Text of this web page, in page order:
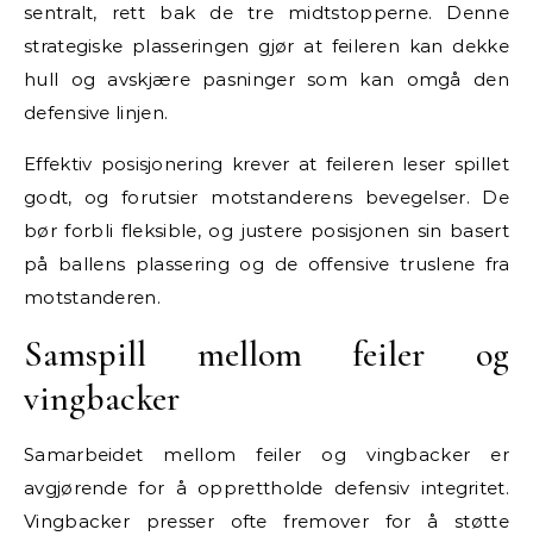
sentralt, rett bak de tre midtstopperne. Denne
strategiske plasseringen gjør at feileren kan dekke
hull og avskjære pasninger som kan omgå den
defensive linjen.
Effektiv posisjonering krever at feileren leser spillet
godt, og forutsier motstanderens bevegelser. De
bør forbli fleksible, og justere posisjonen sin basert
på ballens plassering og de offensive truslene fra
motstanderen.
Samspill mellom feiler og
vingbacker
Samarbeidet mellom feiler og vingbacker er
avgjørende for å opprettholde defensiv integritet.
Vingbacker presser ofte fremover for å støtte